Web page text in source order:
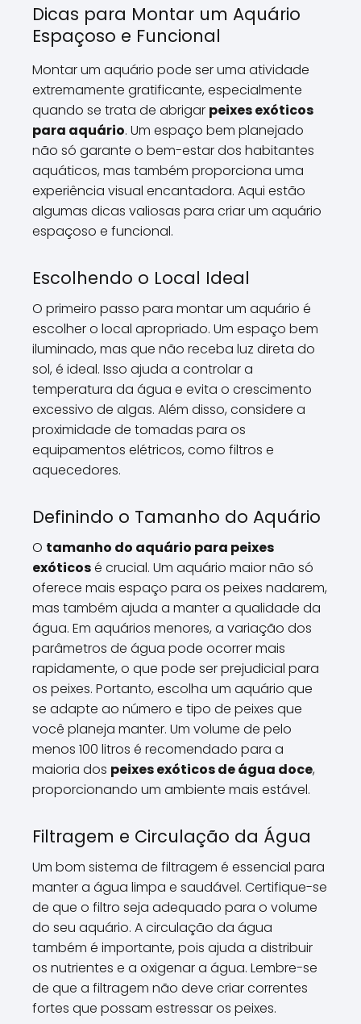
Dicas para Montar um Aquário
Espaçoso e Funcional
Montar um aquário pode ser uma atividade
extremamente gratificante, especialmente
quando se trata de abrigar peixes exóticos
para aquário. Um espaço bem planejado
não só garante o bem-estar dos habitantes
aquáticos, mas também proporciona uma
experiência visual encantadora. Aqui estão
algumas dicas valiosas para criar um aquário
espaçoso e funcional.
Escolhendo o Local Ideal
O primeiro passo para montar um aquário é
escolher o local apropriado. Um espaço bem
iluminado, mas que não receba luz direta do
sol, é ideal. Isso ajuda a controlar a
temperatura da água e evita o crescimento
excessivo de algas. Além disso, considere a
proximidade de tomadas para os
equipamentos elétricos, como filtros e
aquecedores.
Definindo o Tamanho do Aquário
O tamanho do aquário para peixes
exóticosé crucial. Um aquário maior não só
oferece mais espaço para os peixes nadarem,
mas também ajuda a manter a qualidade da
água. Em aquários menores, a variação dos
parâmetros de água pode ocorrer mais
rapidamente, o que pode ser prejudicial para
os peixes. Portanto, escolha um aquário que
se adapte ao número e tipo de peixes que
você planeja manter. Um volume de pelo
menos 100 litros é recomendado para a
maioria dos peixes exóticos de água doce,
proporcionando um ambiente mais estável.
Filtragem e Circulação da Água
Um bom sistema de filtragem é essencial para
manter a água limpa e saudável. Certifique-se
de que o filtro seja adequado para o volume
do seu aquário. A circulação da água
também é importante, pois ajuda a distribuir
os nutrientes e a oxigenar a água. Lembre-se
de que a filtragem não deve criar correntes
fortes que possam estressar os peixes.